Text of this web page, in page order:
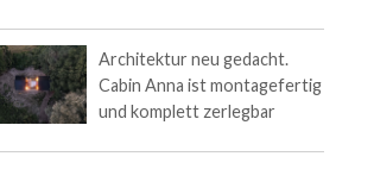
Architektur neu gedacht.
Cabin Anna ist montagefertig
und komplett zerlegbar